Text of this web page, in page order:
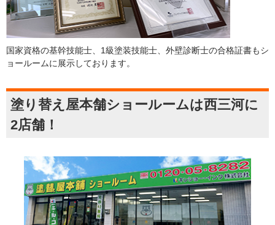
国家資格の基幹技能士、1級塗装技能士、外壁診断士の合格証書もシ
ョールームに展示しております。
塗り替え屋本舗ショールームは西三河に
2店舗！